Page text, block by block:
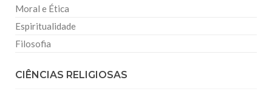
Moral e Ética
Espiritualidade
Filosofia
CIÊNCIAS RELIGIOSAS